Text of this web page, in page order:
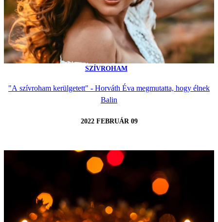
SZÍVROHAM
"A szívroham kerülgetett" - Horváth Éva megmutatta, hogy élnek
Balin
2022 FEBRUÁR 09